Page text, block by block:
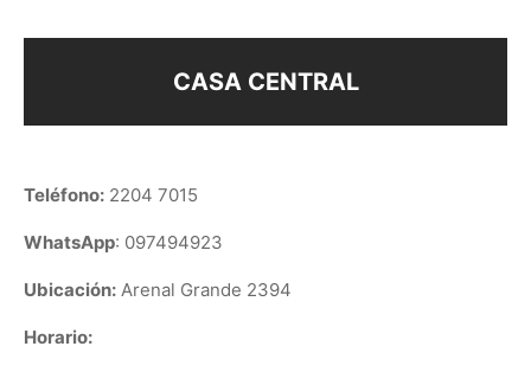
CASA CENTRAL
Teléfono: 2204 7015
WhatsApp: 097494923
Ubicación: Arenal Grande 2394
Horario: